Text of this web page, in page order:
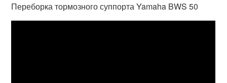
Переборка тормозного суппорта Yamaha BWS 50